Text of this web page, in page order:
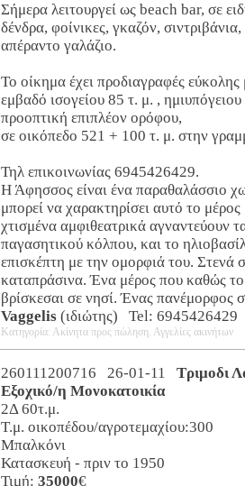
Σήμερα λειτουργεί ως beach bar, σε
δένδρα, φοίνικες, γκαζόν,
απέραντο γαλάζιο.
Το οίκημα έχει προδιαγραφές
εμβαδό ισογείου 85 τ. μ. ,
προοπτική επιπλέον ορόφου,
σε οικόπεδο 521 + 100 τ. μ. στην
Τηλ επικοινωνίας 6945426429.
Η Άφησσος είναι ένα παραθαλάσσιο
μπορεί να χαρακτηρίσει αυτό το
χτισμένα αμφιθεατρικά αγναντεύουν
παγασητικού κόλπου, και το
επισκέπτη με την ομορφιά του. Στενά
καταπράσινα. Ένα μέρος που καθώς το
βρίσκεσαι σε νησί. Ένας πανέμορφος
Vaggelis(ιδιώτης) Tel:
Κατηγορία: Ακίνητα προς πώληση. Αγγελίες ακινήτων
260111200716 26-01-11
Τριμοδι
Εξοχικό/η Μονοκατοικία
2Δ 60τ.μ.
Τ.μ. οικοπέδου/αγροτεμαχίου:300
Μπαλκόνι
Κατασκευή - πριν το 1950
Τιμή: 35000€